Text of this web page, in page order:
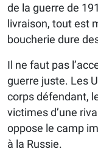
de la guerre de
livraison, tout est
boucherie dure
Il ne faut pas
guerre juste. Les
corps défendant,
victimes d’une
oppose le camp
à la Russie.